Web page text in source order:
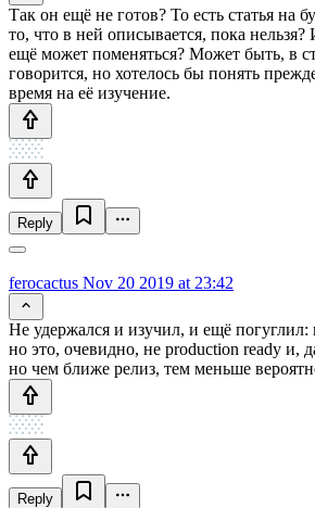
Так он ещё не готов? То есть статья на
то, что в ней описывается, пока
ещё может поменяться? Может быть, в
говорится, но хотелось бы понять
время на её изучение.
Reply
ferocactus Nov 20 2019 at 23:42
Не удержался и изучил, и ещё погуглил:
но это, очевидно, не production ready и,
но чем ближе релиз, тем меньше
Reply